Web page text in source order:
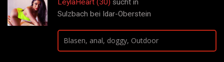
LeylaHeart (30) sucht in
Sulzbach bei Idar-Oberstein
Blasen, anal, doggy, Outdoor